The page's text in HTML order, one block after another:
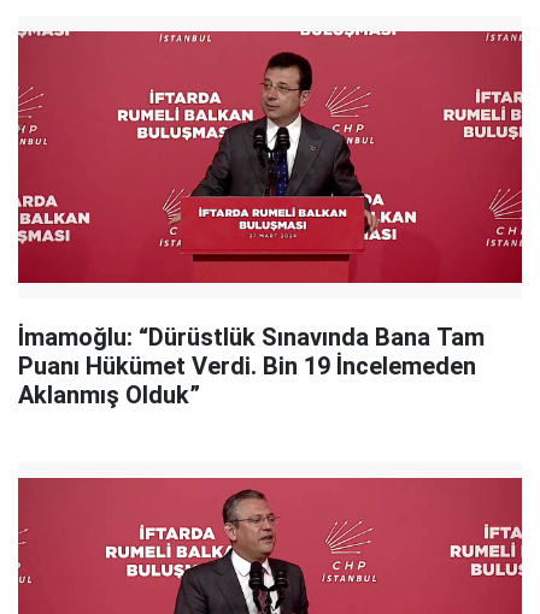
İmamoğlu: “Dürüstlük Sınavında Bana Tam
Puanı Hükümet Verdi. Bin 19 İncelemeden
Aklanmış Olduk”